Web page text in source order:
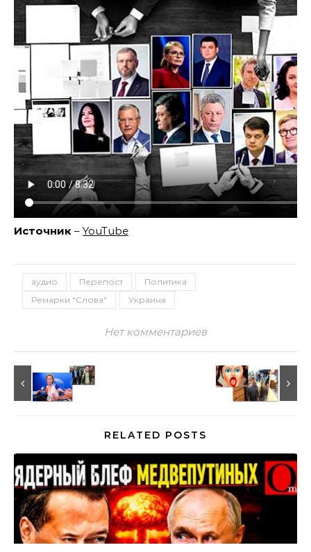
Источник – YouTube
аудио Перепост
Политика
Ремарки "Слова"
Украина
Нет комментариев
RELATED POSTS